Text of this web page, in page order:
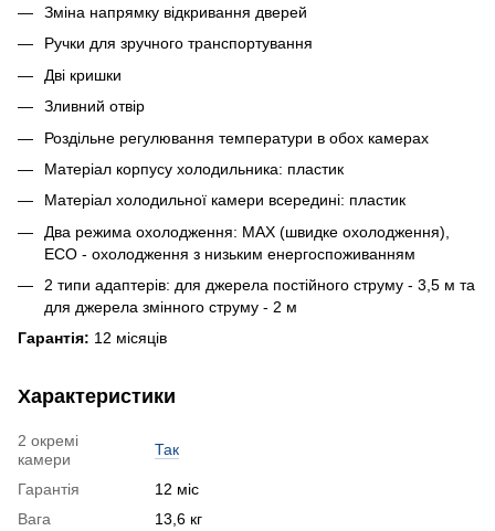
Зміна напрямку відкривання дверей
Ручки для зручного транспортування
Дві кришки
Зливний отвір
Роздільне регулювання температури в обох камерах
Матеріал корпусу холодильника: пластик
Матеріал холодильної камери всередині: пластик
Два режима охолодження: MAX (швидке охолодження),
ECO - охолодження з низьким енергоспоживанням
2 типи адаптерів: для джерела постійного струму - 3,5 м та
для джерела змінного струму - 2 м
Гарантія: 12 місяців
Характеристики
2 окремі
камери
Так
Гарантія
12 міс
Вага
13,6 кг